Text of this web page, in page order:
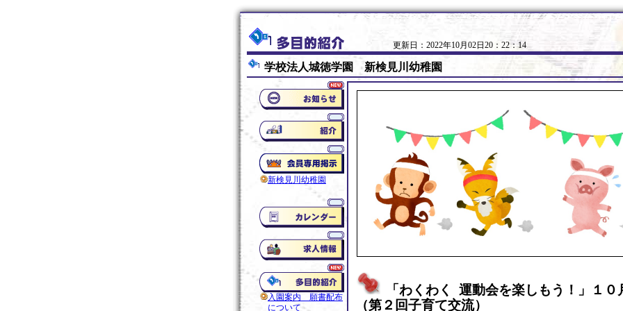
更新日：2022年10月02日20：22：14
学校法人城徳学園 新検見川幼稚園
新検見川幼稚園
入園案内 願書配布
について
「わくわく 運動会を楽しもう！」１０
（第２回子育て交流）